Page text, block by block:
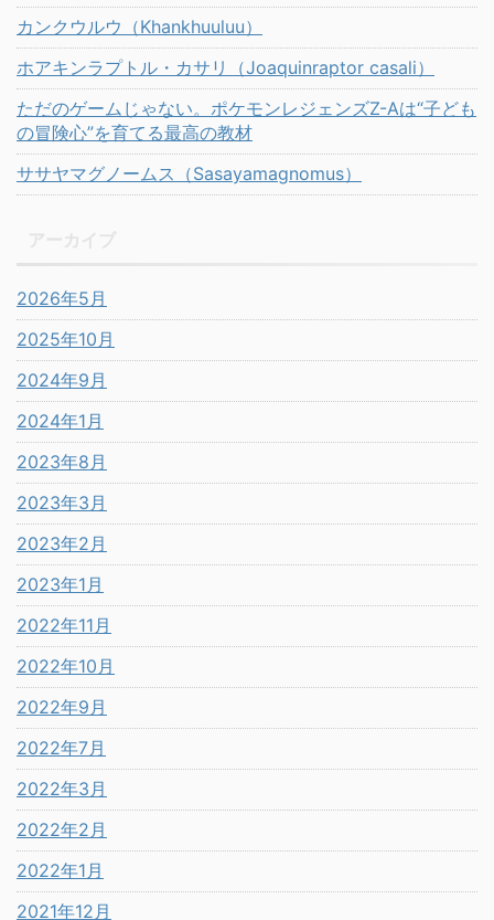
カンクウルウ（Khankhuuluu）
ホアキンラプトル・カサリ（Joaquinraptor casali）
ただのゲームじゃない。ポケモンレジェンズZ-Aは“子ども
の冒険心”を育てる最高の教材
ササヤマグノームス（Sasayamagnomus）
2026年5月
2025年10月
2024年9月
2024年1月
2023年8月
2023年3月
2023年2月
2023年1月
2022年11月
2022年10月
2022年9月
2022年7月
2022年3月
2022年2月
2022年1月
2021年12月